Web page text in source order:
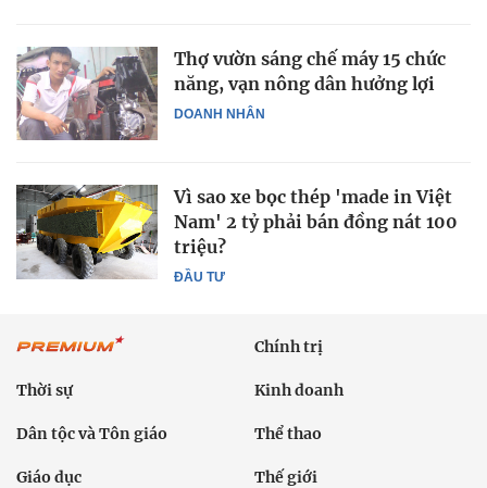
DOANH NHÂN
Thợ vườn sáng chế máy 15 chức
năng, vạn nông dân hưởng lợi
ĐẦU TƯ
Vì sao xe bọc thép 'made in Việt
Nam' 2 tỷ phải bán đồng nát 100
triệu?
Chính trị
Thời sự Kinh doanh
Dân tộc và Tôn giáo Thể thao
Giáo dục Thế giới